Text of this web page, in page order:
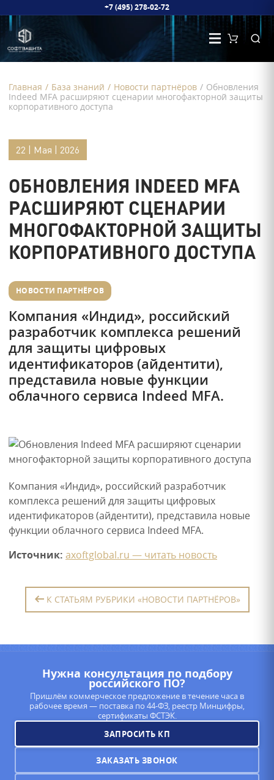
+7 (495) 278-02-72
Главная / База знаний / Новости партнёров / Обновления
Indeed MFA расширяют сценарии многофакторной защиты
корпоративного доступа
22 | Мая | 2026
ОБНОВЛЕНИЯ INDEED MFA
РАСШИРЯЮТ СЦЕНАРИИ
МНОГОФАКТОРНОЙ ЗАЩИТЫ
КОРПОРАТИВНОГО ДОСТУПА
НОВОСТИ ПАРТНЁРОВ
Компания «Индид», российский
разработчик комплекса решений
для защиты цифровых
идентификаторов (айдентити),
представила новые функции
облачного сервиса Indeed MFA.
Компания «Индид», российский разработчик
комплекса решений для защиты цифровых
идентификаторов (айдентити), представила новые
функции облачного сервиса Indeed MFA.
Источник: axoftglobal.ru — читать новость
К СТАТЬЯМ РУБРИКИ «НОВОСТИ ПАРТНЁРОВ»
Нужна консультация по подбору
российского ПО?
Пришлём коммерческое предложение в течение часа в
рабочее время — поставка по 44-ФЗ, реестр Минцифры,
сертификаты ФСТЭК.
ЗАПРОСИТЬ КП
ЗАКАЗАТЬ ЗВОНОК